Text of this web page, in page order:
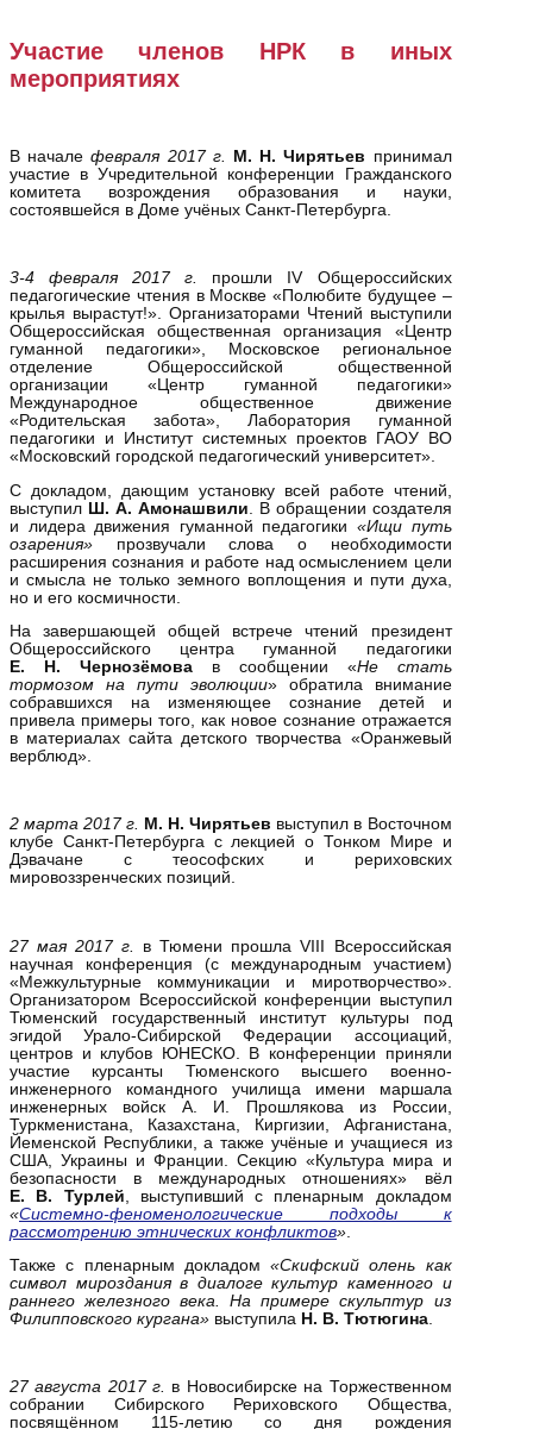
Участие членов НРК в иных
мероприятиях
В началефевраля 2017 г. М. Н. Чирятьев принимал
участие в Учредительной конференции Гражданского
комитета возрождения образования и науки,
состоявшейся в Доме учёных Санкт-Петербурга.
3-4 февраля 2017 г.
прошли IV Общероссийских
педагогические чтения в Москве «Полюбите будущее –
крылья вырастут!». Организаторами Чтений выступили
Общероссийская общественная организация «Центр
гуманной педагогики», Московское региональное
отделение Общероссийской общественной
организации «Центр гуманной педагогики»
Международное общественное движение
«Родительская забота», Лаборатория гуманной
педагогики и Институт системных проектов ГАОУ ВО
«Московский городской педагогический университет».
С докладом, дающим установку всей работе чтений,
выступил Ш. А. Амонашвили . В обращении создателя
и лидера движения гуманной педагогики «Ищи путь
озарения» прозвучали слова о необходимости
расширения сознания и работе над осмыслением цели
и смысла не только земного воплощения и пути духа,
но и его космичности.
На завершающей общей встрече чтений президент
Общероссийского центра гуманной педагогики
Е. Н. Чернозёмовав сообщении «Не стать
тормозом на пути эволюции» обратила внимание
собравшихся на изменяющее сознание детей и
привела примеры того, как новое сознание отражается
в материалах сайта детского творчества «Оранжевый
верблюд».
2 марта 2017 г. М. Н. Чирятьев выступил в Восточном
клубе Санкт-Петербурга с лекцией о Тонком Мире и
Дэвачане с теософских и рериховских
мировоззренческих позиций.
27 мая 2017 г.
в Тюмени прошла VIII Всероссийская
научная конференция (с международным участием)
«Межкультурные коммуникации и миротворчество».
Организатором Всероссийской конференции выступил
Тюменский государственный институт культуры под
эгидой Урало-Сибирской Федерации ассоциаций,
центров и клубов ЮНЕСКО. В конференции приняли
участие курсанты Тюменского высшего военно-
инженерного командного училища имени маршала
инженерных войск А. И. Прошлякова из России,
Туркменистана, Казахстана, Киргизии, Афганистана,
Йеменской Республики, а также учёные и учащиеся из
США, Украины и Франции. Секцию «Культура мира и
безопасности в международных отношениях» вёл
Е. В. Турлей , выступивший с пленарным докладом
«Системно-феноменологические подходы к
рассмотрению этнических конфликтов»
Также с пленарным докладом«Скифский олень как
символ мироздания в диалоге культур каменного и
раннего железного века. На примере скульптур из
Филипповского кургана» выступила Н. В. Тютюгина.
27 августа 2017 г. в Новосибирске на Торжественном
собрании Сибирского Рериховского Общества,
посвящённом 115-летию со дня рождения